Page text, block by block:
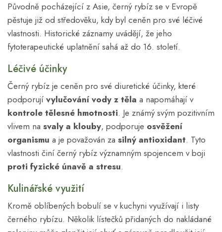
Původně pocházející z Asie, černý rybíz se v Evropě
pěstuje již od středověku, kdy byl ceněn pro své léčivé
vlastnosti. Historické záznamy uvádějí, že jeho
fytoterapeutické uplatnění sahá až do 16. století.
Léčivé účinky
Černý rybíz je ceněn pro své diuretické účinky, které
podporují vylučování vody z těla a napomáhají v
kontrole tělesné hmotnosti. Je známý svým pozitivním
vlivem na svaly a klouby, podporuje osvěžení
organismu a je považován za silný antioxidant. Tyto
vlastnosti činí černý rybíz významným spojencem v boji
proti fyzické únavě a stresu.
Kulinářské využití
Kromě oblíbených bobulí se v kuchyni využívají i listy
černého rybízu. Několik lístečků přidaných do nakládané